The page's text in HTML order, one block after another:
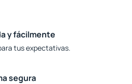
y fácilmente
tus expectativas.
segura